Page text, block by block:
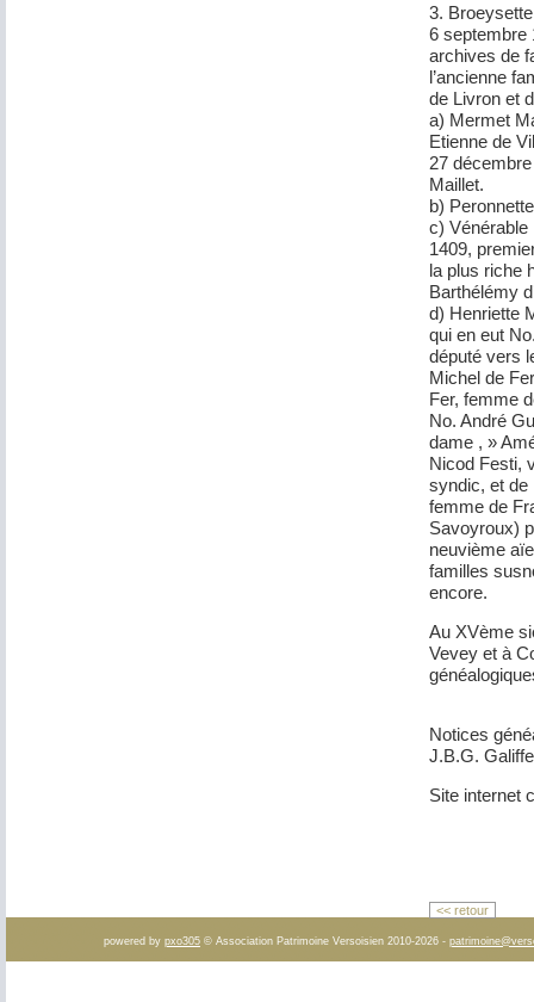
3.
6 septembre
archives de
l’ancienne
de Livron et
a) Mermet
Etienne de
27
Maillet.
b)
c) Vénérable
1409,
la plus riche
Barthélémy
d) Henriette
qui en eut
député vers
Michel de
Fer, femme
No. André
dame , »
Nicod Festi,
syndic, et de
femme de
Savoyroux)
neuvième
familles
encore.
Au XVème
Vevey et à
Notices
J.B.G.
Site internet
<< retour
powered by pxo305 © Association Patrimoine Versoisien 2010-2026 -